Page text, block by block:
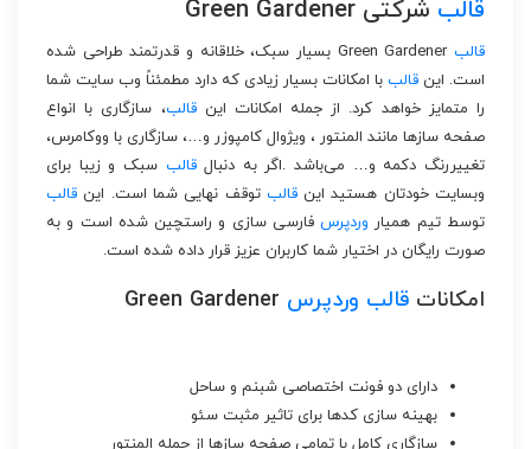
قالب شرکتی Green Gardener
قالب
Green Gardener بسیار سبک، خلاقانه و قدرتمند طراحی شده
است. این قالب با امکانات بسیار زیادی که دارد مطمئناً وب سایت شما
را متمایز خواهد کرد. از جمله امکانات اینقالب، سازگاری با انواع
صفحه سازها مانند المنتور ، ویژوال کامپوزر و…، سازگاری با ووکامرس،
تغییررنگ دکمه و… می‌باشد .اگر به دنبالقالب سبک و زیبا برای
وبسایت خودتان هستید اینقالب توقف نهایی شما است. این قالب
توسط تیم همیار وردپرسفارسی سازی و راستچین شده است و به
صورت رایگان در اختیار شما کاربران عزیز قرار داده شده است.
امکانات قالب وردپرس
دارای دو فونت اختصاصی شبنم و ساحل
بهینه سازی کدها برای تاثیر مثبت سئو
سازگاری کامل با تمامی صفحه سازها از جمله المنتور